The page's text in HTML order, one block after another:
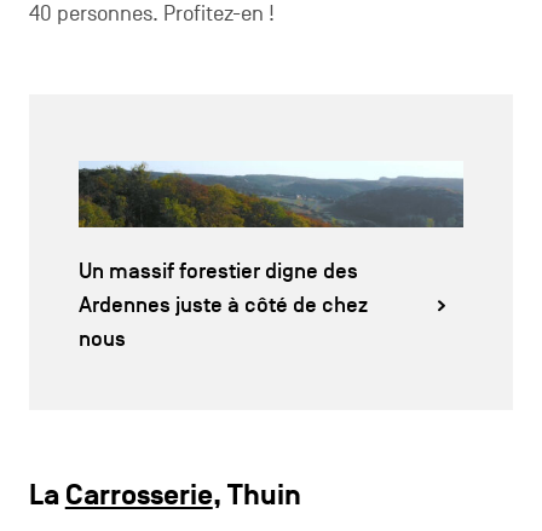
40 personnes. Profitez-en !
Un massif forestier digne des
Ardennes juste à côté de chez
nous
La Carrosserie, Thuin